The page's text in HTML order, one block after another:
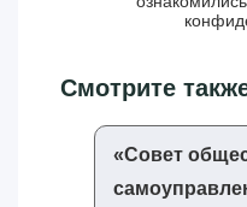
Смотрите
«‎Совет